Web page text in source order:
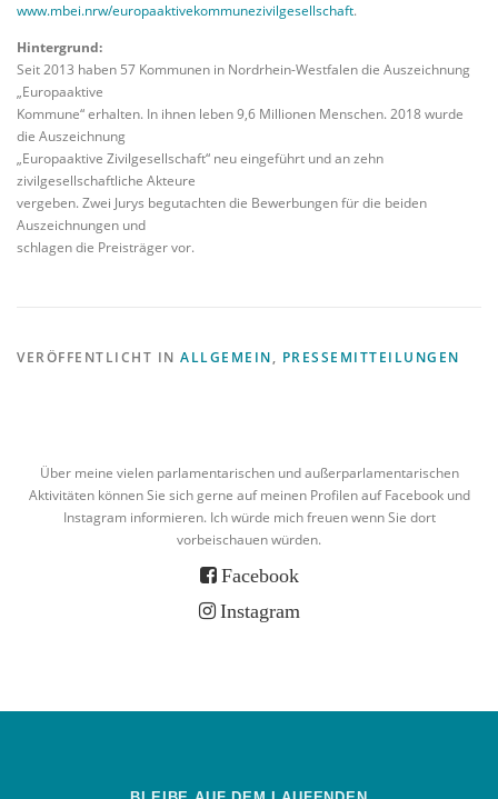
www.mbei.nrw/europaaktivekommunezivilgesellschaft.
Hintergrund:
Seit 2013 haben 57 Kommunen in Nordrhein-Westfalen die Auszeichnung
„Europaaktive
Kommune“ erhalten. In ihnen leben 9,6 Millionen Menschen. 2018 wurde
die Auszeichnung
„Europaaktive Zivilgesellschaft“ neu eingeführt und an zehn
zivilgesellschaftliche Akteure
vergeben. Zwei Jurys begutachten die Bewerbungen für die beiden
Auszeichnungen und
schlagen die Preisträger vor.
VERÖFFENTLICHT IN ALLGEMEIN, PRESSEMITTEILUNGEN
Über meine vielen parlamentarischen und außerparlamentarischen
Aktivitäten können Sie sich gerne auf meinen Profilen auf Facebook und
Instagram informieren. Ich würde mich freuen wenn Sie dort
vorbeischauen würden.
Facebook
Instagram